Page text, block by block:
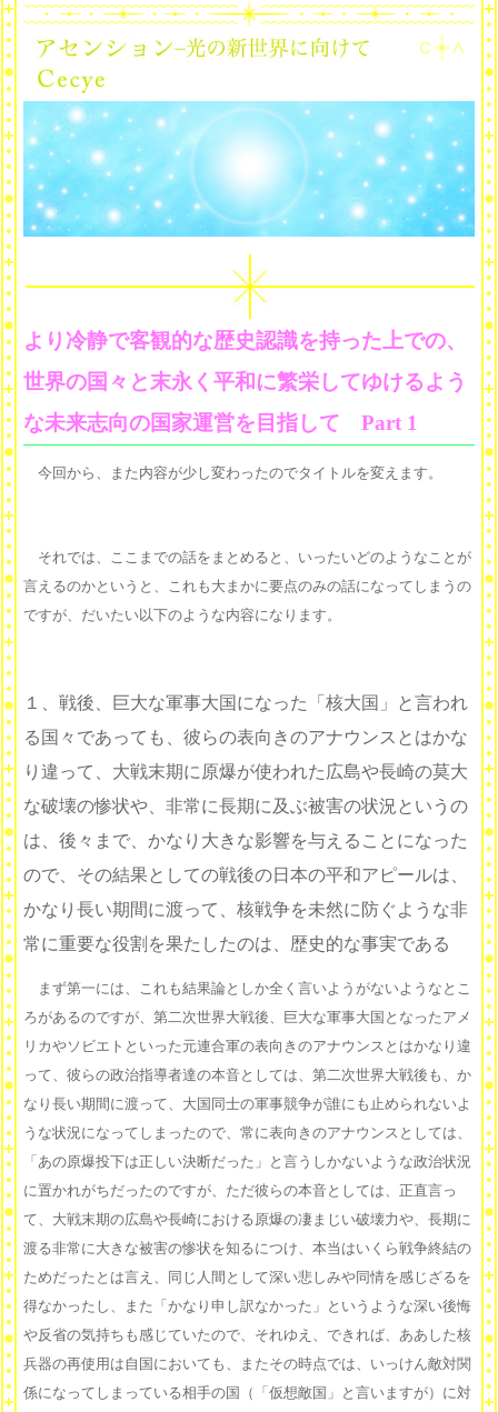
より冷静で客観的な歴史認識を持った上での、
世界の国々と末永く平和に繁栄してゆけるよう
な未来志向の国家運営を目指して Part 1
今回から、また内容が少し変わったのでタイトルを変えます。
それでは、ここまでの話をまとめると、いったいどのようなことが
言えるのかというと、これも大まかに要点のみの話になってしまうの
ですが、だいたい以下のような内容になります。
１、戦後、巨大な軍事大国になった「核大国」と言われ
る国々であっても、彼らの表向きのアナウンスとはかな
り違って、大戦末期に原爆が使われた広島や長崎の莫大
な破壊の惨状や、非常に長期に及ぶ被害の状況というの
は、後々まで、かなり大きな影響を与えることになった
ので、その結果としての戦後の日本の平和アピールは、
かなり長い期間に渡って、核戦争を未然に防ぐような非
常に重要な役割を果たしたのは、歴史的な事実である
まず第一には、これも結果論としか全く言いようがないようなとこ
ろがあるのですが、第二次世界大戦後、巨大な軍事大国となったアメ
リカやソビエトといった元連合軍の表向きのアナウンスとはかなり違
って、彼らの政治指導者達の本音としては、第二次世界大戦後も、か
なり長い期間に渡って、大国同士の軍事競争が誰にも止められないよ
うな状況になってしまったので、常に表向きのアナウンスとしては、
「あの原爆投下は正しい決断だった」と言うしかないような政治状況
に置かれがちだったのですが、ただ彼らの本音としては、正直言っ
て、大戦末期の広島や長崎における原爆の凄まじい破壊力や、長期に
渡る非常に大きな被害の惨状を知るにつけ、本当はいくら戦争終結の
ためだったとは言え、同じ人間として深い悲しみや同情を感じざるを
得なかったし、また「かなり申し訳なかった」というような深い後悔
や反省の気持ちも感じていたので、それゆえ、できれば、ああした核
兵器の再使用は自国においても、またその時点では、いっけん敵対関
係になってしまっている相手の国（「仮想敵国」と言いますが）に対